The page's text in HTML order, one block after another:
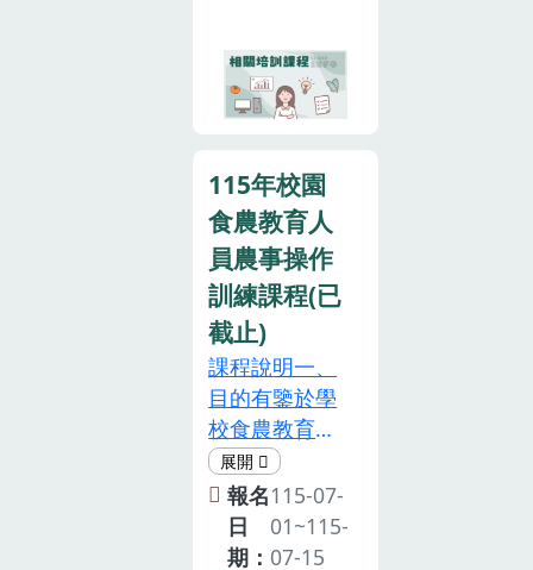
通知，俾利安
排候補事宜。
若錄取後無法
於本系統進行”
取消報名”作
業，以免影響
後續個人之報
名權益。6.如
遇颱風等天然
災害，當日花
蓮縣停班課，
本課程則同步
取消，後續辦
理日期將另行
通知。
主辦食農教育
工作連續一年
取。對食農教
育課程設計有
興趣之農民朋
友。注意事項
(一)依據「食
農教育專業人
員資格及培訓
辦法」第2條
規定，開設實
體「相關培訓
課程」以協助
取得農業部
「食農教育專
業界與教育界
的相互學習，
作的能力。
二、培訓對象
培訓對象為農
會推廣人員、
農民、家政班
員、學校教師
及有志從事食
農教育宣導工
作者。三、培
訓時間及地點
1. 時間： 115
年7月23日 (星
期四)至7月24
115年校園
食農教育人
員農事操作
訓練課程(已
截止)
課程說明一、
目的有鑒於學
校食農教育推
廣人員，針對
校園環境建置
食農教育作物
耕作體驗場
報名
日
期：
115-07-
01~115-
07-15